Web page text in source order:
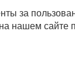
за
нашем